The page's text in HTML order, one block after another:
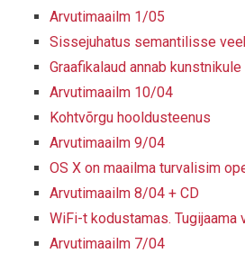
Arvutimaailm 1/05
Sissejuhatus semantilisse
Graafikalaud annab
Arvutimaailm 10/04
Kohtvõrgu hooldusteenus
Arvutimaailm 9/04
OS X on maailma turvalisim
Arvutimaailm 8/04 + CD
WiFi-t kodustamas. Tugijaama
Arvutimaailm 7/04